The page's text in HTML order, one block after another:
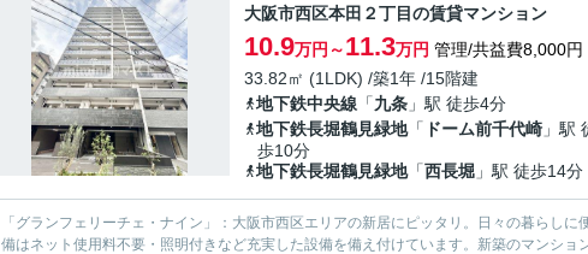
大阪市西区本田２丁目の賃貸マンション
10.9万円～11.3万円 管理/共益費8,000円
33.82㎡ (1LDK) /築1年 /15階建
地下鉄中央線 「九条 」駅 徒歩4分
地下鉄長堀鶴見緑地「 ドーム前千代崎 」駅
歩10分
地下鉄長堀鶴見緑地「西長堀 」駅 徒歩14分
「グランフェリーチェ・ナイン」：大阪市西区エリアの新居にピッタリ。日々の暮らし
備はネット使用料不要・照明付きなど充実した設備を備え付けています。新築のマンショ